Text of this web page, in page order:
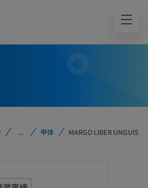
... 甲体 MARGO LIBER UNGUIS